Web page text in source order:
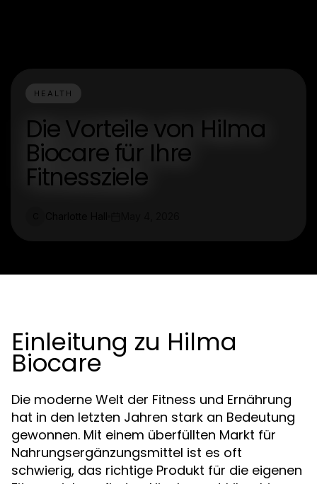
HEALTH
Die Vorteile von Hilma
Biocare für Ihre
Fitnessziele
Einleitung zu Hilma
Biocare
Die moderne Welt der Fitness und Ernährung
hat in den letzten Jahren stark an Bedeutung
gewonnen. Mit einem überfüllten Markt für
Nahrungsergänzungsmittel ist es oft
schwierig, das richtige Produkt für die eigenen